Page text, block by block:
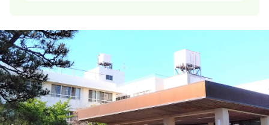
給与 17.8〜18.7
時間 8:50～17:00
年間休日121日
残業月3時間
オンコールあり
月給18万円以上可
気になる 詳細を見る